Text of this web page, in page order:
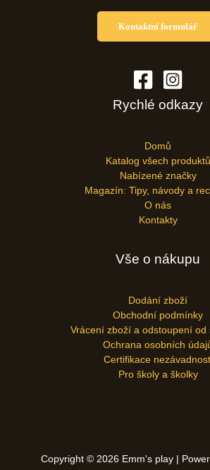
Kontaktní formulář
Rychlé odkazy
Domů
Katalog všech produktů
Nabízené značky
Magazín: Tipy, návody a
O nás
Kontakty
Vše o nákupu
Dodání zboží
Obchodní podmínky
Vrácení zboží a odstoupení od
Ochrana osobních
Certifikace
Pro školy a školky
Copyright © 2026 Emm's play |